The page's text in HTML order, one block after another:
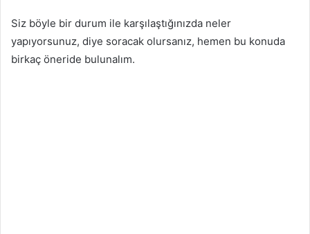
Siz böyle bir durum ile karşılaştığınızda neler
yapıyorsunuz, diye soracak olursanız, hemen bu konuda
birkaç öneride bulunalım.